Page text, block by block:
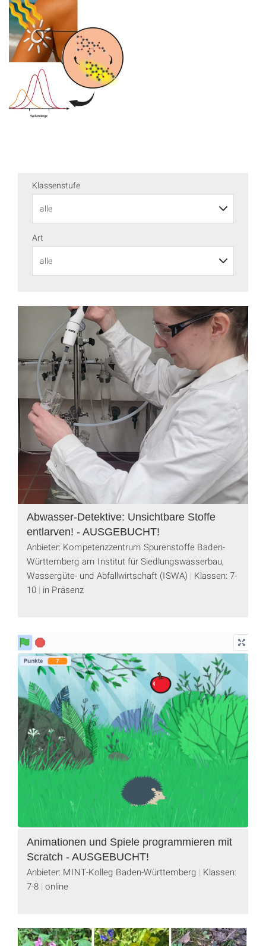
Klassenstufe
Art
Abwasser-Detektive: Unsichtbare Stoffe
entlarven! - AUSGEBUCHT!
Anbieter: Kompetenzzentrum Spurenstoffe Baden-
Württemberg am Institut für Siedlungswasserbau,
Wassergüte- und Abfallwirtschaft (ISWA)
Klassen: 7-
10 in Präsenz
Animationen und Spiele programmieren mit
Scratch - AUSGEBUCHT!
Anbieter: MINT-Kolleg Baden-Württemberg
Klassen:
7-8 online